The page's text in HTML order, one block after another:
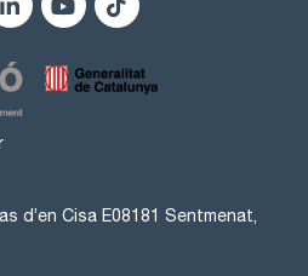
d’en Cisa E08181 Sentmenat,